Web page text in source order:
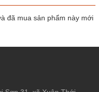
đã mua sản phẩm này mới